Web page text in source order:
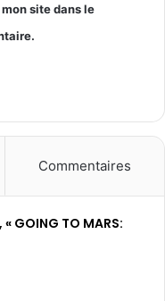
site dans le
Commentaires
GOING TO MARS: